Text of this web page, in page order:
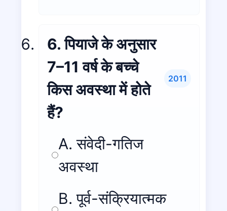
6. पियाजे के अनुसार
7–11 वर्ष के बच्चे
किस अवस्था में होते
हैं?
2011
A. संवेदी-गतिज
अवस्था
B. पूर्व-संक्रियात्मक